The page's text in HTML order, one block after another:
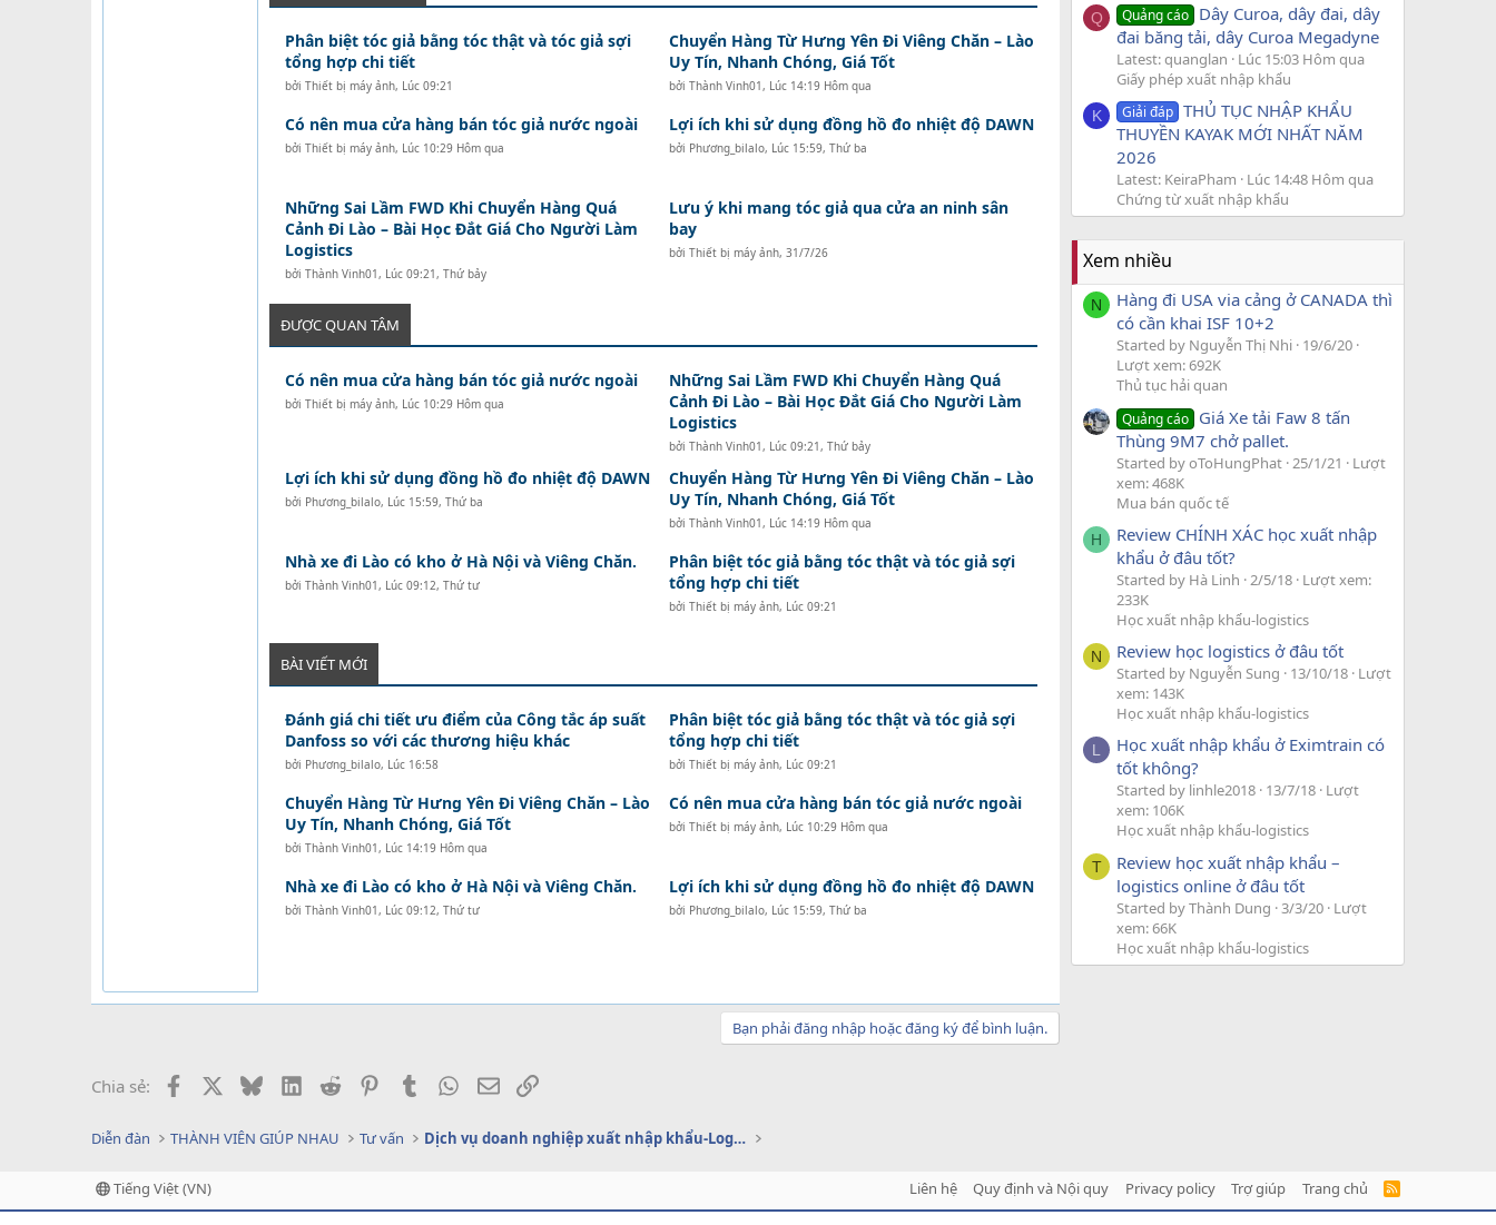
Phân biệt tóc giả bằng tóc thật và tóc giả sợi
tổng hợp chi tiết
bởi Thiết bị máy ảnh, Lúc 09:21
Chuyển Hàng Từ Hưng Yên Đi Viêng Chăn – Lào
Uy Tín, Nhanh Chóng, Giá Tốt
bởi Thành Vinh01, Lúc 14:19 Hôm qua
Có nên mua cửa hàng bán tóc giả nước ngoài
bởi Thiết bị máy ảnh, Lúc 10:29 Hôm qua
Lợi ích khi sử dụng đồng hồ đo nhiệt độ DAWN
bởi Phương_bilalo, Lúc 15:59, Thứ ba
Những Sai Lầm FWD Khi Chuyển Hàng Quá
Cảnh Đi Lào – Bài Học Đắt Giá Cho Người Làm
Logistics
bởi Thành Vinh01, Lúc 09:21, Thứ bảy
Lưu ý khi mang tóc giả qua cửa an ninh sân
bay
bởi Thiết bị máy ảnh, 31/7/26
ĐƯỢC QUAN TÂM
Có nên mua cửa hàng bán tóc giả nước ngoài
bởi Thiết bị máy ảnh, Lúc 10:29 Hôm qua
Những Sai Lầm FWD Khi Chuyển Hàng Quá
Cảnh Đi Lào – Bài Học Đắt Giá Cho Người Làm
Logistics
bởi Thành Vinh01, Lúc 09:21, Thứ bảy
Lợi ích khi sử dụng đồng hồ đo nhiệt độ DAWN
bởi Phương_bilalo, Lúc 15:59, Thứ ba
Chuyển Hàng Từ Hưng Yên Đi Viêng Chăn – Lào
Uy Tín, Nhanh Chóng, Giá Tốt
bởi Thành Vinh01, Lúc 14:19 Hôm qua
Nhà xe đi Lào có kho ở Hà Nội và Viêng Chăn.
bởi Thành Vinh01, Lúc 09:12, Thứ tư
Phân biệt tóc giả bằng tóc thật và tóc giả sợi
tổng hợp chi tiết
bởi Thiết bị máy ảnh, Lúc 09:21
BÀI VIẾT MỚI
Đánh giá chi tiết ưu điểm của Công tắc áp suất
Danfoss so với các thương hiệu khác
bởi Phương_bilalo, Lúc 16:58
Phân biệt tóc giả bằng tóc thật và tóc giả sợi
tổng hợp chi tiết
bởi Thiết bị máy ảnh, Lúc 09:21
Chuyển Hàng Từ Hưng Yên Đi Viêng Chăn – Lào
Uy Tín, Nhanh Chóng, Giá Tốt
bởi Thành Vinh01, Lúc 14:19 Hôm qua
Có nên mua cửa hàng bán tóc giả nước ngoài
bởi Thiết bị máy ảnh, Lúc 10:29 Hôm qua
Nhà xe đi Lào có kho ở Hà Nội và Viêng Chăn.
bởi Thành Vinh01, Lúc 09:12, Thứ tư
Lợi ích khi sử dụng đồng hồ đo nhiệt độ DAWN
bởi Phương_bilalo, Lúc 15:59, Thứ ba
Bạn phải đăng nhập hoặc đăng ký để bình luận.
Chia sẻ: Facebook BlueskyLinkedIn
Reddit PinterestTumblr WhatsApp
EmailLink
Q Quảng cáo Dây Curoa, dây đai, dây
đai băng tải, dây Curoa Megadyne
Latest: quanglan
Lúc 15:03 Hôm qua
Giấy phép xuất nhập khẩu
K Giải đáp THỦ TỤC NHẬP KHẨU
THUYỀN KAYAK MỚI NHẤT NĂM
2026
Latest: KeiraPham
Lúc 14:48 Hôm qua
Chứng từ xuất nhập khẩu
Xem nhiều
N
Hàng đi USA via cảng ở CANADA thì
có cần khai ISF 10+2
Started by Nguyễn Thị Nhi 19/6/20
Lượt xem: 692K
Thủ tục hải quan
Quảng cáo Giá Xe tải Faw 8 tấn
Thùng 9M7 chở pallet.
Started by oToHungPhat 25/1/21
Lượt
xem: 468K
Mua bán quốc tế
H
Review CHÍNH XÁC học xuất nhập
khẩu ở đâu tốt?
Started by Hà Linh 2/5/18 Lượt xem:
233K
Học xuất nhập khẩu-logistics
N Review học logistics ở đâu tốt
Started by Nguyễn Sung 13/10/18 Lượt
xem: 143K
Học xuất nhập khẩu-logistics
L
Học xuất nhập khẩu ở Eximtrain có
tốt không?
Started by linhle2018 13/7/18 Lượt
xem: 106K
Học xuất nhập khẩu-logistics
T
Review học xuất nhập khẩu –
logistics online ở đâu tốt
Started by Thành Dung 3/3/20 Lượt
xem: 66K
Học xuất nhập khẩu-logistics
Diễn đàn THÀNH VIÊN GIÚP NHAU Tư vấn Dịch vụ doanh nghiệp xuất nhập khẩu-Logistics
Tiếng Việt (VN) Liên hệ Quy định và Nội quy Privacy policy Trợ giúp Trang chủ
R